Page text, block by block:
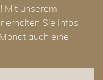
Mit unserem
erhalten Sie Infos
auch eine